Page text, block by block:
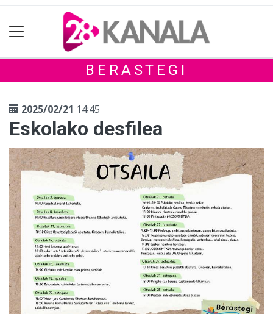
BERASTEGI
2025/02/21 14:45
Eskolako desfilea